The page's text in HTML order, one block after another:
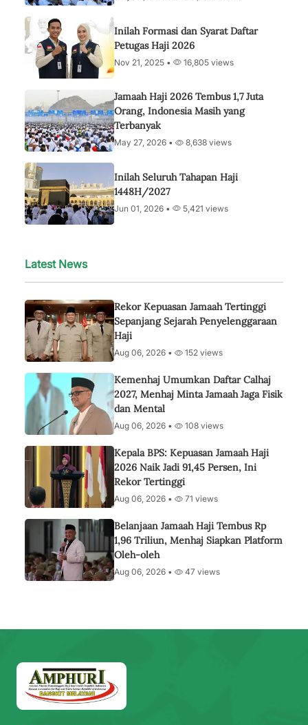
Inilah Formasi dan Syarat Daftar
Petugas Haji 2026
Nov 21, 2025 • 16,805 views
Jamaah Haji 2026 Tembus 1,7 Juta
Orang, Indonesia Masih yang
Terbanyak
May 27, 2026 • 8,638 views
Inilah Seluruh Tahapan Haji
1448H/2027
Jun 01, 2026 • 5,421 views
Latest News
Rekor Kepuasan Jamaah Tertinggi
Sepanjang Sejarah Penyelenggaraan
Haji
Aug 06, 2026 • 152 views
Kemenhaj Umumkan Daftar Calhaj
2027, Menhaj Minta Jamaah Jaga Fisik
dan Mental
Aug 06, 2026 • 108 views
Kepala BPS: Kepuasan Jamaah Haji
2026 Naik Jadi 91,45 Persen, Ini
Rekor Tertinggi
Aug 06, 2026 • 71 views
Belanjaan Jamaah Haji Tembus Rp
1,96 Triliun, Menhaj Siapkan Platform
Oleh-oleh
Aug 06, 2026 • 47 views